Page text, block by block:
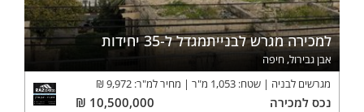
למכירה מגרש לבנייתמגדל ל-35 יחידות
אבן גבירול, חיפה
מגרשים לבניה
שטח: 1,053 מ"ר מחיר למ"ר: 9,972
₪
נכס למכירה 10,500,000
₪